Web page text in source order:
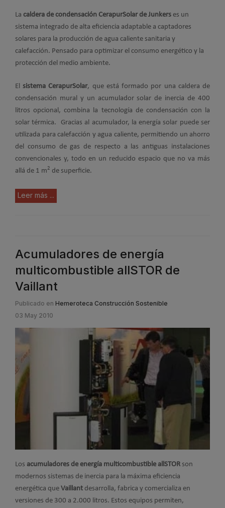
La caldera de condensación CerapurSolar de Junkers es un
sistema integrado de alta eficiencia adaptable a captadores
solares para la producción de agua caliente sanitaria y
calefacción. Pensado para optimizar el consumo energético y la
protección del medio ambiente.
Elsistema CerapurSolar, que está formado por una caldera de
condensación mural y un acumulador solar de inercia de 400
litros opcional, combina la tecnología de condensación con la
solar térmica. Gracias al acumulador, la energía solar puede ser
utilizada para calefacción y agua caliente, permitiendo un ahorro
del consumo de gas de respecto a las antiguas instalaciones
convencionales y, todo en un reducido espacio que no va más
allá de 1 m2 de superficie.
Leer más ...
Acumuladores de energía
multicombustible allSTOR de
Vaillant
Publicado en Hemeroteca Construcción Sostenible
03 May 2010
Los acumuladores de energía multicombustible allSTOR son
modernos sistemas de inercia para la máxima eficiencia
energética que Vaillant desarrolla, fabrica y comercializa en
versiones de 300 a 2.000 litros. Estos equipos permiten,